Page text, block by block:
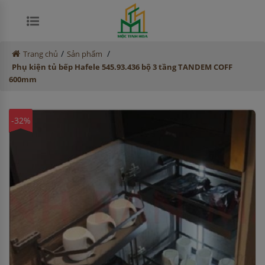
Trang chủ / Sản phẩm /
Phụ kiện tủ bếp Hafele 545.93.436 bộ 3 tầng TANDEM COFF
600mm
-32%